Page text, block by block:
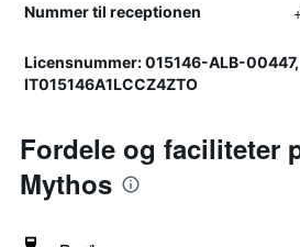
Nummer til receptionen
Licensnummer: 015146-ALB-00447,
IT015146A1LCCZ4ZTO
Fordele og faciliteter
Mythos